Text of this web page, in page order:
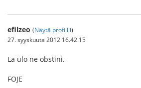
efilzeo (Näytä profiilli)
27. syyskuuta 2012 16.42.15
La ulo ne obstini.
FOJE